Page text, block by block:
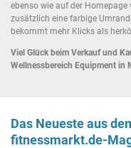
ebenso wie auf der
zusätzlich eine farbige
bekommt mehr Klicks als
Viel Glück beim Verkauf und
Wellnessbereich Equipment in
Das Neueste aus
fitnessmarkt.de-